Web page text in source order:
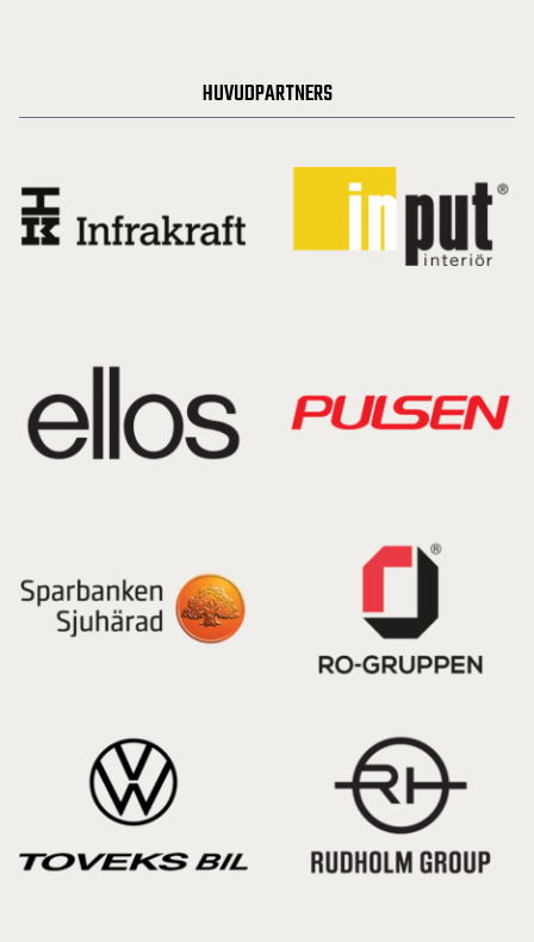
HUVUDPARTNERS